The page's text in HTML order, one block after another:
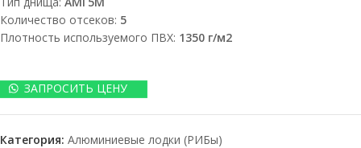
Количество отсеков: 5
Плотность используемого ПВХ: 1350 г/м2
ЗАПРОСИТЬ ЦЕНУ
Категория: Алюминиевые лодки (РИБы)